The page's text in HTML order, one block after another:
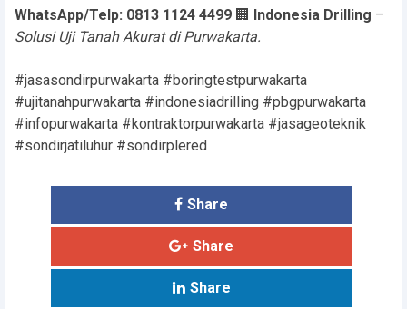
WhatsApp/Telp: 0813 1124 4499 🏢 Indonesia Drilling –
Solusi Uji Tanah Akurat di Purwakarta.
#jasasondirpurwakarta #boringtestpurwakarta
#ujitanahpurwakarta #indonesiadrilling #pbgpurwakarta
#infopurwakarta #kontraktorpurwakarta #jasageoteknik
#sondirjatiluhur #sondirplered
Share
Share
Share